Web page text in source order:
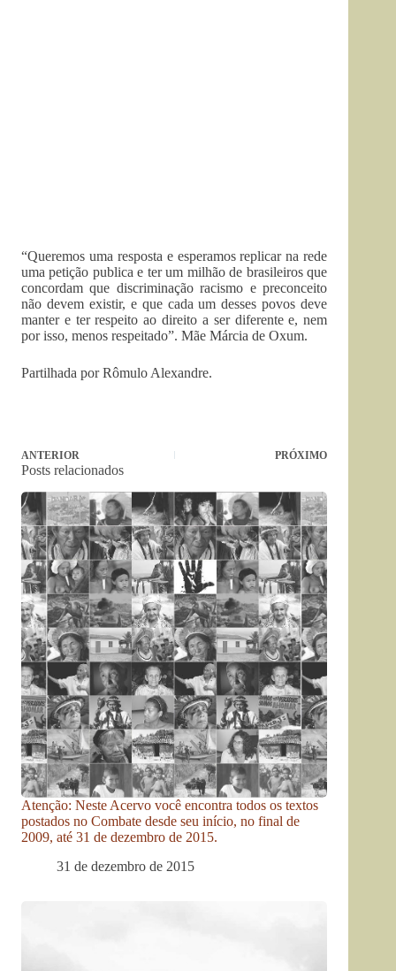
“Queremos uma resposta e esperamos replicar na rede
uma petição publica e ter um milhão de brasileiros que
concordam que discriminação racismo e preconceito
não devem existir, e que cada um desses povos deve
manter e ter respeito ao direito a ser diferente e, nem
por isso, menos respeitado”. Mãe Márcia de Oxum.
Partilhada por Rômulo Alexandre.
ANTERIOR PRÓXIMO
Posts relacionados
Atenção: Neste Acervo você encontra todos os textos
postados no Combate desde seu início, no final de
2009, até 31 de dezembro de 2015.
31 de dezembro de 2015